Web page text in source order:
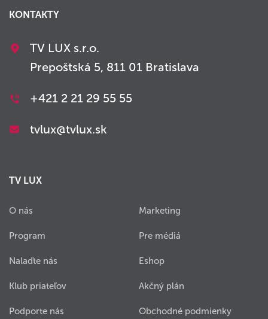
KONTAKTY
TV LUX s.r.o.
Prepoštská 5, 811 01 Bratislava
+421 2 21 29 55 55
tvlux@tvlux.sk
TV LUX
O nás
Program
Nalaďte nás
Klub priateľov
Podporte nás
Marketing
Pre médiá
Eshop
Akčný plán
Obchodné podmienky